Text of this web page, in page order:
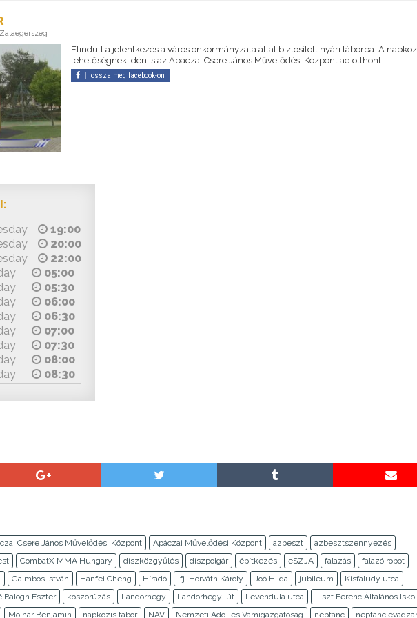
Elindult a jelentkezés a város önkormányzata által biztosított nyári táborba. A
lehetőségnek idén is az Apáczai Csere János Művelődési Központ ad otthont.
ossza meg facebook-on
19:00
20:00
22:00
05:00
05:30
06:00
06:30
07:00
07:30
08:00
08:30
Csere János Művelődési Központ Apáczai Művelődési Központ azbeszt
azbesztszennyezés
CombatX MMA Hungary díszközgyűlés díszpolgár építkezés eSZJA falazás
falazó robot
Galmbos István Hanfei Cheng Híradó Ifj. Horváth Károly Joó Hilda jubileum
Kisfaludy utca
Balogh Eszter koszorúzás Landorhegy Landorhegyi út Levendula utca
Liszt Ferenc Általános
Molnár Benjamin napközis tábor NAV Nemzeti Adó- és Vámigazgatóság néptánc néptánc